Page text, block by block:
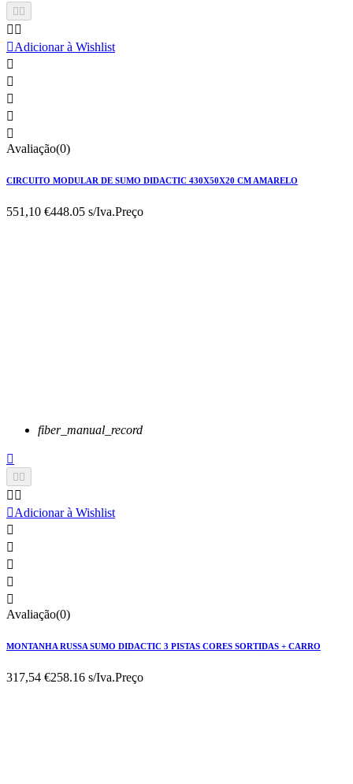
 
 
Adicionar à Wishlist





Avaliação(0)
CIRCUITO MODULAR DE SUMO DIDACTIC 430X50X20 CM AMARELO
551,10 €448.05 s/Iva.Preço
fiber_manual_record

 
 
Adicionar à Wishlist





Avaliação(0)
MONTANHA RUSSA SUMO DIDACTIC 3 PISTAS CORES SORTIDAS + CARRO
317,54 €258.16 s/Iva.Preço